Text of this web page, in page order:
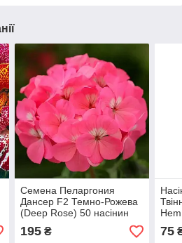
Семена Пеларгония
Дансер F2 Темно-Рожева
(Deep Rose) 50 насінин
Floranova
195₴ 75